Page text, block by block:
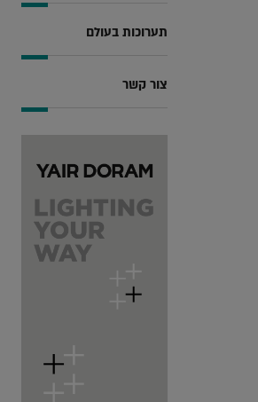
תערוכות בעולם
צור קשר